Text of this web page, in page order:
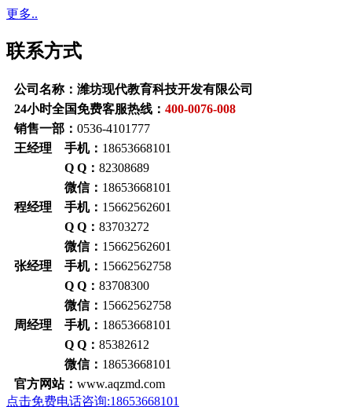
更多..
联系方式
公司名称：潍坊现代教育科技开发有限公司
24小时全国免费客服热线： 400-0076-008
销售一部： 0536-4101777
王经理 手机： 18653668101
Q Q： 82308689
微信： 18653668101
程经理 手机： 15662562601
Q Q： 83703272
微信： 15662562601
张经理 手机： 15662562758
Q Q： 83708300
微信： 15662562758
周经理 手机： 18653668101
Q Q： 85382612
微信： 18653668101
官方网站： www.aqzmd.com
点击免费电话咨询:18653668101